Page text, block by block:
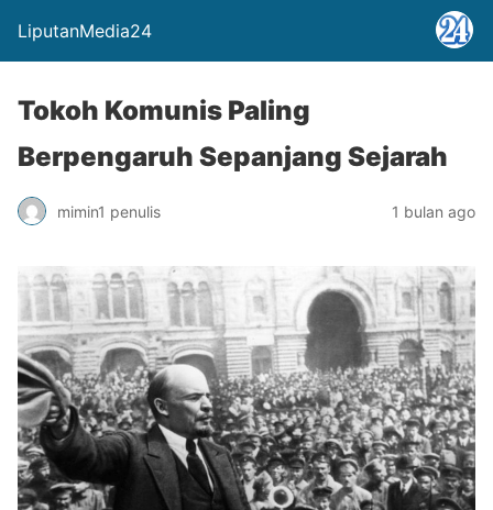
LiputanMedia24
Tokoh Komunis Paling
Berpengaruh Sepanjang Sejarah
mimin1 penulis 1 bulan ago